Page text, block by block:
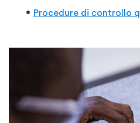
Procedure di controllo